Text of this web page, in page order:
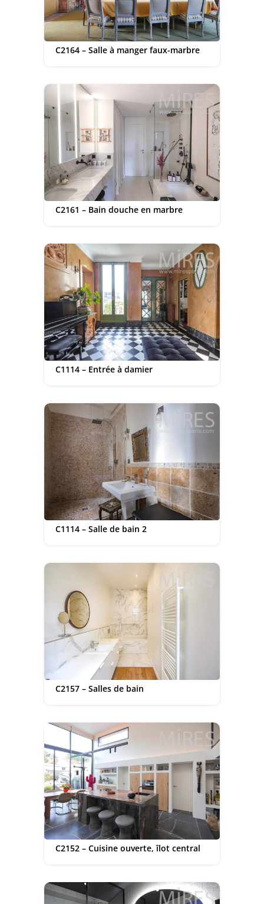
C2164 – Salle à manger faux-marbre
C2161 – Bain douche en marbre
C1114 – Entrée à damier
C1114 – Salle de bain 2
C2157 – Salles de bain
C2152 – Cuisine ouverte, îlot central